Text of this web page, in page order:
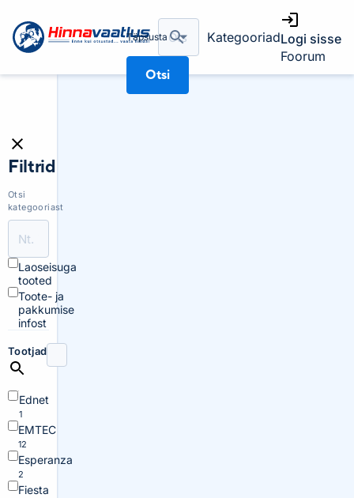
Täpsusta
Otsi
KategooriadLogi sisse
Foorum
Filtrid
Otsi
kategooriast
Laoseisuga
tooted
Toote- ja
pakkumise
infost
Tootjad
Ednet
1
EMTEC
12
Esperanza
2
Fiesta